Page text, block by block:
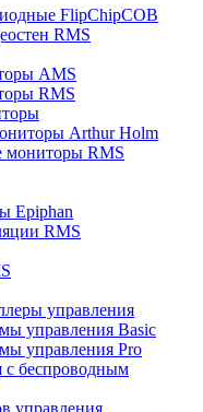
FlipChipCOB
RMS
AMS
RMS
Arthur Holm
мониторы RMS
Epiphan
RMS
управления
управления Basic
управления Pro
с беспроводным
управления